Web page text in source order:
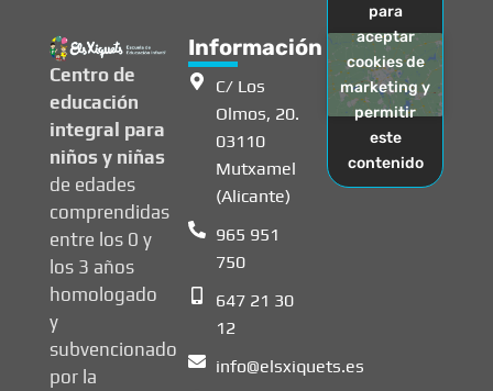
Centro de
educación
integral para
niños y niñas
de edades
comprendidas
entre los 0 y
los 3 años
homologado
y
subvencionado
por la
Información
C/ Los
Olmos, 20.
03110
Mutxamel
(Alicante)
965 951
750
647 21 30
12
info@elsxiquets.es
para
aceptar
cookies de
marketing y
permitir
este
contenido